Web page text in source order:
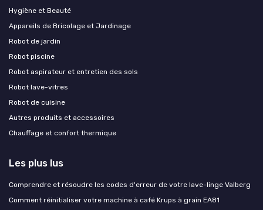
Hygiène et Beauté
Appareils de Bricolage et Jardinage
Robot de jardin
Robot piscine
Robot aspirateur et entretien des sols
Robot lave-vitres
Robot de cuisine
Autres produits et accessoires
Chauffage et confort thermique
Les plus lus
Comprendre et résoudre les codes d'erreur de votre lave-linge Valberg
Comment réinitialiser votre machine à café Krups à grain EA81